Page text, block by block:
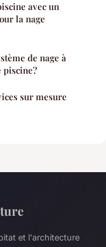
avec un
la nage
de nage à
piscine?
sur mesure
et l'architecture